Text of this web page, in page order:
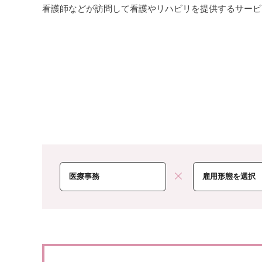
看護師などが訪問して看護やリハビリを提供するサー